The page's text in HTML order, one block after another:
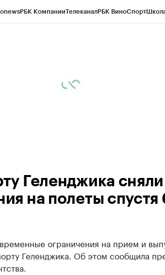
РБК КомпанииТелеканалРБК ВиноСпорт
Геленджика сняли
на полеты спустя
ограничения на прием и
Геленджика. Об этом сообщила